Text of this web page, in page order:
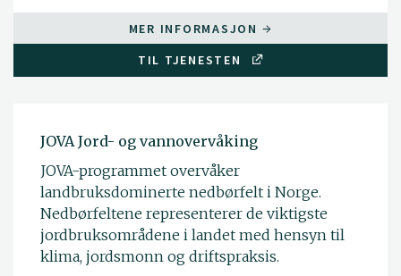
MER INFORMASJON
TIL TJENESTEN
JOVA Jord- og vannovervåking
JOVA-programmet overvåker
landbruksdominerte nedbørfelt i Norge.
Nedbørfeltene representerer de viktigste
jordbruksområdene i landet med hensyn til
klima, jordsmonn og driftspraksis.